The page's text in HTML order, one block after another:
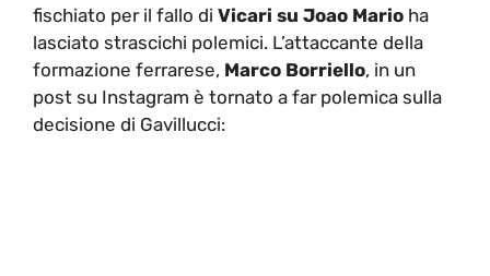
fischiato per il fallo di Vicari su Joao Mario ha
lasciato strascichi polemici. L’attaccante della
formazione ferrarese, Marco Borriello, in un
post su Instagram è tornato a far polemica sulla
decisione di Gavillucci: